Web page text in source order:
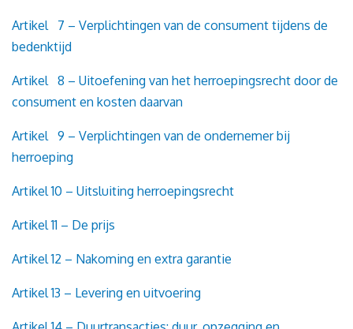
Artikel 7 – Verplichtingen van de consument tijdens de
bedenktijd
Artikel 8 – Uitoefening van het herroepingsrecht door de
consument en kosten daarvan
Artikel 9 – Verplichtingen van de ondernemer bij
herroeping
Artikel 10 – Uitsluiting herroepingsrecht
Artikel 11 – De prijs
Artikel 12 – Nakoming en extra garantie
Artikel 13 – Levering en uitvoering